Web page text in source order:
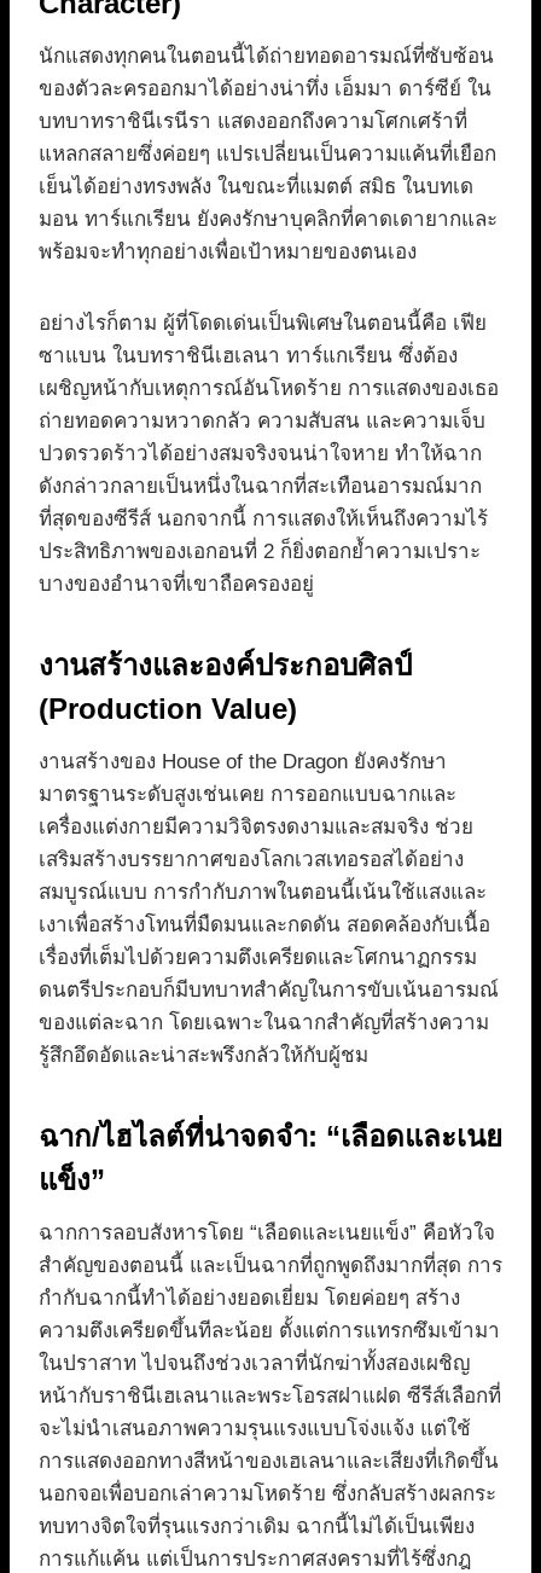
นักแสดงทุกคนในตอนนี้ได้ถ่ายทอดอารมณ์ที่ซับซ้อน
ของตัวละครออกมาได้อย่างน่าทึ่ง เอ็มมา ดาร์ซีย์ ใน
บทบาทราชินีเรนีรา แสดงออกถึงความโศกเศร้าที่
แหลกสลายซึ่งค่อยๆ แปรเปลี่ยนเป็นความแค้นที่เยือก
เย็นได้อย่างทรงพลัง ในขณะที่แมตต์ สมิธ ในบทเด
มอน ทาร์แกเรียน ยังคงรักษาบุคลิกที่คาดเดายากและ
พร้อมจะทำทุกอย่างเพื่อเป้าหมายของตนเอง
อย่างไรก็ตาม ผู้ที่โดดเด่นเป็นพิเศษในตอนนี้คือ เฟีย
ซาแบน ในบทราชินีเฮเลนา ทาร์แกเรียน ซึ่งต้อง
เผชิญหน้ากับเหตุการณ์อันโหดร้าย การแสดงของเธอ
ถ่ายทอดความหวาดกลัว ความสับสน และความเจ็บ
ปวดรวดร้าวได้อย่างสมจริงจนน่าใจหาย ทำให้ฉาก
ดังกล่าวกลายเป็นหนึ่งในฉากที่สะเทือนอารมณ์มาก
ที่สุดของซีรีส์ นอกจากนี้ การแสดงให้เห็นถึงความไร้
ประสิทธิภาพของเอกอนที่ 2 ก็ยิ่งตอกย้ำความเปราะ
บางของอำนาจที่เขาถือครองอยู่
งานสร้างและองค์ประกอบศิลป์
(Production Value)
งานสร้างของ House of the Dragon ยังคงรักษา
มาตรฐานระดับสูงเช่นเคย การออกแบบฉากและ
เครื่องแต่งกายมีความวิจิตรงดงามและสมจริง ช่วย
เสริมสร้างบรรยากาศของโลกเวสเทอรอสได้อย่าง
สมบูรณ์แบบ การกำกับภาพในตอนนี้เน้นใช้แสงและ
เงาเพื่อสร้างโทนที่มืดมนและกดดัน สอดคล้องกับเนื้อ
เรื่องที่เต็มไปด้วยความตึงเครียดและโศกนาฏกรรม
ดนตรีประกอบก็มีบทบาทสำคัญในการขับเน้นอารมณ์
ของแต่ละฉาก โดยเฉพาะในฉากสำคัญที่สร้างความ
รู้สึกอึดอัดและน่าสะพรึงกลัวให้กับผู้ชม
ฉาก/ไฮไลต์ที่น่าจดจำ: “เลือดและเนย
แข็ง”
ฉากการลอบสังหารโดย “เลือดและเนยแข็ง” คือหัวใจ
สำคัญของตอนนี้ และเป็นฉากที่ถูกพูดถึงมากที่สุด การ
กำกับฉากนี้ทำได้อย่างยอดเยี่ยม โดยค่อยๆ สร้าง
ความตึงเครียดขึ้นทีละน้อย ตั้งแต่การแทรกซึมเข้ามา
ในปราสาท ไปจนถึงช่วงเวลาที่นักฆ่าทั้งสองเผชิญ
หน้ากับราชินีเฮเลนาและพระโอรสฝาแฝด ซีรีส์เลือกที่
จะไม่นำเสนอภาพความรุนแรงแบบโจ่งแจ้ง แต่ใช้
การแสดงออกทางสีหน้าของเฮเลนาและเสียงที่เกิดขึ้น
นอกจอเพื่อบอกเล่าความโหดร้าย ซึ่งกลับสร้างผลกระ
ทบทางจิตใจที่รุนแรงกว่าเดิม ฉากนี้ไม่ได้เป็นเพียง
การแก้แค้น แต่เป็นการประกาศสงครามที่ไร้ซึ่งกฎ